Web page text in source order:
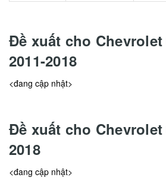
Đề xuất cho Chevrolet
2011-2018
<đang cập nhật>
Đề xuất cho
2018
<đang cập nhật>